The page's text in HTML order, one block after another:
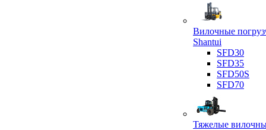
Вилочные
Shantui
SFD30
SFD35
SFD50S
SFD70
Тяжелые